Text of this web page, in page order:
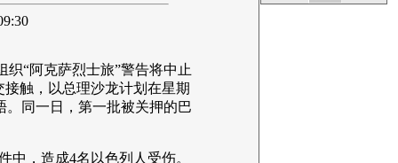
“阿克萨烈士旅”警告将中止
触，以总理沙龙计划在星期
。同一日，第一批被关押的巴
，造成4名以色列人受伤。